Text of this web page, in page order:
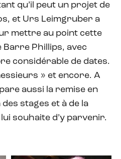
qu’il peut un projet de
et Urs Leimgruber a
mettre au point cette
Barre Phillips, avec
considérable de dates.
» et encore. A
aussi la remise en
des stages et à de la
souhaite d’y parvenir.